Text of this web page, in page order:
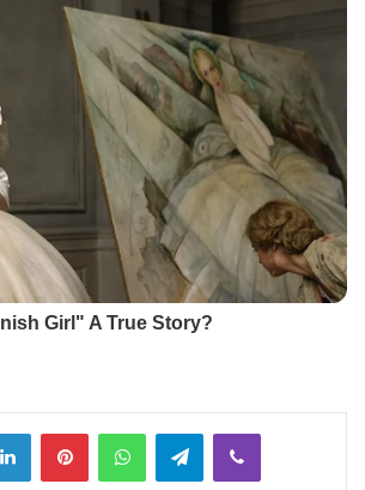
LinkedInPinterestWhatsAppTelegramViber